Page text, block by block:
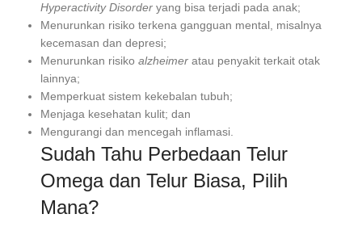
Hyperactivity Disorder yang bisa terjadi pada anak;
Menurunkan risiko terkena gangguan mental, misalnya
kecemasan dan depresi;
Menurunkan risiko alzheimer atau penyakit terkait otak
lainnya;
Memperkuat sistem kekebalan tubuh;
Menjaga kesehatan kulit; dan
Mengurangi dan mencegah inflamasi.
Sudah Tahu Perbedaan Telur
Omega dan Telur Biasa, Pilih
Mana?